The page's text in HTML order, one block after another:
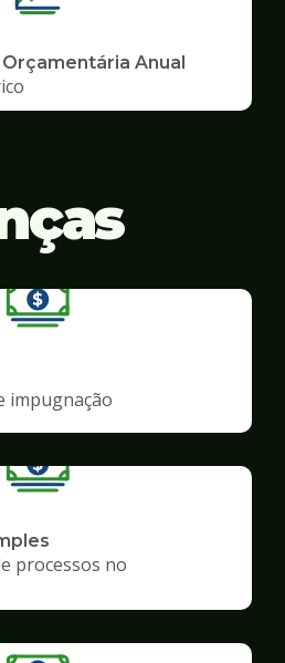
Anual
impugnação
processos no